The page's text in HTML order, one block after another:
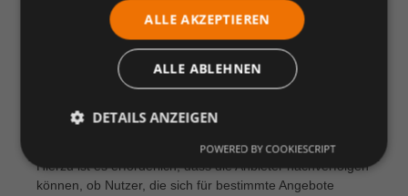
Im Rahmen der Affiliate-Nachverfolgung werden Links, mit
deren Hilfe die verlinkenden Webseiten Nutzer zu
Webseiten mit Produkt- oder sonstigen Angeboten
verweisen, protokolliert. Die Betreiber der jeweils
verlinkenden Webseiten können eine Provision erhalten,
wenn Nutzer diesen sogenannten Affiliate-Links folgen
und anschließend die Angebote wahrnehmen (z.B. Waren
kaufen oder Dienstleistungen in Anspruch nehmen).
Hierzu ist es erforderlich, dass die Anbieter nachverfolgen
können, ob Nutzer, die sich für bestimmte Angebote
ALLE AKZEPTIEREN
ALLE ABLEHNEN
DETAILS ANZEIGEN
POWERED BY COOKIESCRIPT